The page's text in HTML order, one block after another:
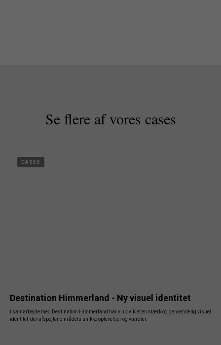
Se flere af vores cases
CASES
Destination Himmerland - Ny visuel identitet
I samarbejde med Destination Himmerland har vi udviklet en stærk og genkendelig visuel
identitet, der afspejler områdets unikke oplevelser og værdier.